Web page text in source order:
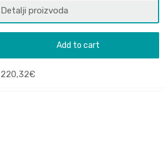
Detalji proizvoda
Add to cart
220,32€